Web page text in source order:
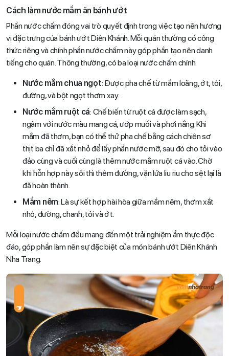
Cách làm nước mắm ăn bánh ướt
Phần nước chấm đóng vai trò quyết định trong việc tạo nên hương
vị đặc trưng của bánh ướt Diên Khánh. Mỗi quán thường có công
thức riêng và chính phần nước chấm này góp phần tạo nên danh
tiếng cho quán. Thông thường, có ba loại nước chấm chính:
Nước mắm chua ngọt: Được pha chế từ mắm loãng, ớt, tỏi,
đường, và bột ngọt thơm xay.
Nước mắm ruột cá: Chế biến từ ruột cá được làm sạch,
ngâm với nước màu mang cá, ướp muối và phơi nắng. Khi
mắm đã thơm, bạn có thể thử pha chế bằng cách chiên sơ
thịt ba chỉ đã xắt nhỏ để lấy phần nước mỡ, sau đó cho tỏi vào
đảo cùng và cuối cùng là thêm nước mắm ruột cá vào. Chờ
khi hỗn hợp này sôi thì thêm đường, vặn lửa liu riu cho sệt lại là
đã hoàn thành.
Mắm nêm: Là sự kết hợp hài hòa giữa mắm nêm, thơm xắt
nhỏ, đường, chanh, tỏi và ớt.
Mỗi loại nước chấm đều mang đến một trải nghiệm ẩm thực độc
đáo, góp phần làm nên sự đặc biệt của món bánh ướt Diên Khánh
Nha Trang.